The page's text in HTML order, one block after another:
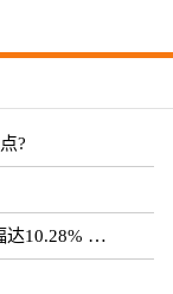
?
元（08-23）